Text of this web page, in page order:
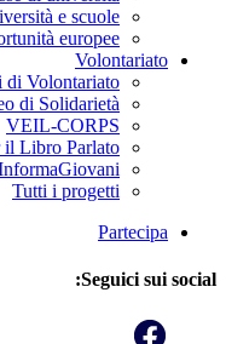
e scuole
europee
Volontariato
di Volontariato
di Solidarietà
VEIL-CORPS
il Libro Parlato
Tutti i progetti
Partecipa
Seguici sui social: